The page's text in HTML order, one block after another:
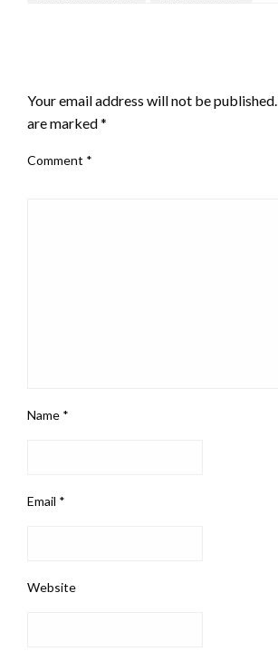
Your email address will not be published.
are marked*
Comment *
Name *
Email *
Website